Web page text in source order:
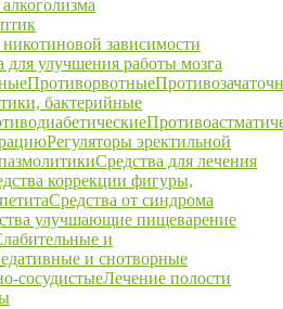
зависимости
для улучшения работы мозга
Противорвотные
бактерийные
Регуляторы эректильной
Средства для лечения
коррекции фигуры,
Средства от синдрома
улучшающие пищеварение
и
и снотворные
сосудистыеЛечение полости